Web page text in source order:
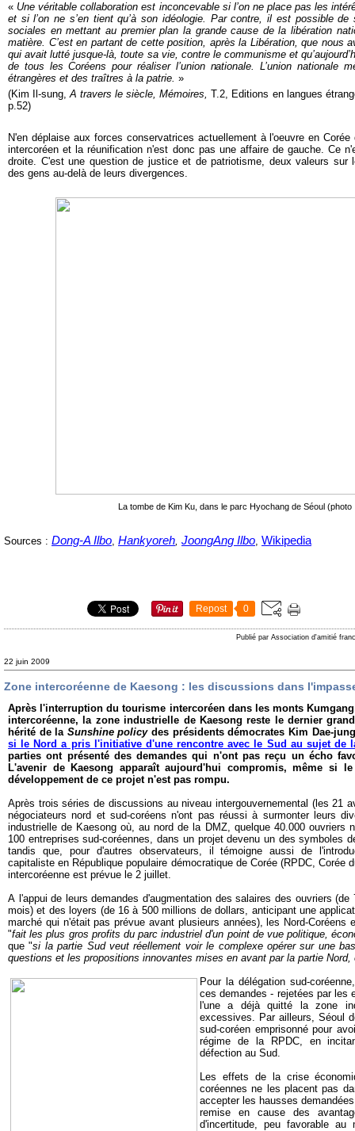
« Une véritable collaboration est inconcevable si l’on ne place pas les
et si l’on ne s’en tient qu’à son idéologie. Par contre, il est possible de
sociales en mettant au premier plan la grande cause de la libération
matière. C’est en partant de cette position, après la Libération, que nous
qui avait lutté jusque-là, toute sa vie, contre le communisme et
de tous les Coréens pour réaliser l’union nationale. L’union nationale
étrangères et des traîtres à la patrie. »
(Kim Il-sung, A travers le siècle, Mémoires, T.2, Editions en langues
p.52)
N'en déplaise aux forces conservatrices actuellement à l'oeuvre en
intercoréen et la réunification n'est donc pas une affaire de gauche. Ce
droite. C'est une question de justice et de patriotisme, deux valeurs sur
des gens au-delà de leurs divergences.
La tombe de Kim Ku, dans le parc Hyochang de Séoul (photo
Sources : Dong-A Ilbo, Hankyoreh, JoongAng Ilbo, Wikipedia
Repost 0
Publié par Association d'amitié
22 juin 2009
Zone intercoréenne de Kaesong : les discussions dans
Après l'interruption du tourisme intercoréen dans les monts
intercoréenne, la zone industrielle de Kaesong reste le dernier
hérité de la Sunshine policydes présidents démocrates Kim Dae-
si le Nord a pris l'initiative d'une rencontre avec le Sud au sujet de
parties ont présenté des demandes qui n'ont pas reçu un écho
L'avenir de Kaesong apparaît aujourd'hui compromis, même si
développement de ce projet n'est pas rompu.
Après trois séries de discussions au niveau intergouvernemental (les 21
négociateurs nord et sud-coréens n'ont pas réussi à surmonter leurs
industrielle de Kaesong où, au nord de la DMZ, quelque 40.000 ouvriers
100 entreprises sud-coréennes, dans un projet devenu un des symboles
tandis que, pour d'autres observateurs, il témoigne aussi de
capitaliste en République populaire démocratique de Corée (RPDC, Corée
intercoréenne est prévue le 2 juillet.
A l'appui de leurs demandes d'augmentation des salaires des ouvriers
mois) et des loyers (de 16 à 500 millions de dollars, anticipant une
marché qui n'était pas prévue avant plusieurs années), les Nord-Coréens
"fait les plus gros profits du parc industriel d'un point de vue politique,
que "si la partie Sud veut réellement voir le complexe opérer sur une
questions et les propositions innovantes mises en avant par la partie
Pour la délégation sud-
ces demandes - rejetées par les
l'une a déjà quitté la zone
excessives. Par ailleurs, Séoul
sud-coréen emprisonné pour
régime de la RPDC, en
défection au Sud.
Les effets de la crise
coréennes ne les placent pas
accepter les hausses
remise en cause des
d'incertitude, peu favorable au